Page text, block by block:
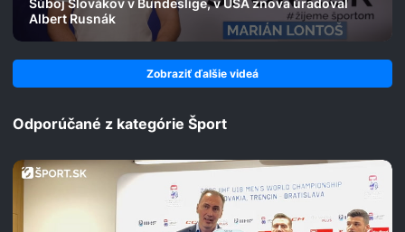
Súboj Slovákov v Bundeslige, v USA znova úradoval
Albert Rusnák
Zobraziť ďalšie videá
Odporúčané z kategórie Šport